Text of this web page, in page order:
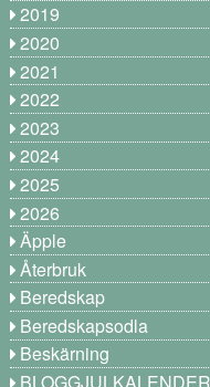
2019
2020
2021
2022
2023
2024
2025
2026
Äpple
Återbruk
Beredskap
Beredskapsodla
Beskärning